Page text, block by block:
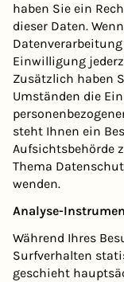
haben Sie ein
dieser Daten.
Einwilligung
Zusätzlich haben
Umständen die
steht Ihnen ein
Aufsichtsbehörde
Thema
wenden.
Analyse-
Während Ihres
Surfverhalten
geschieht